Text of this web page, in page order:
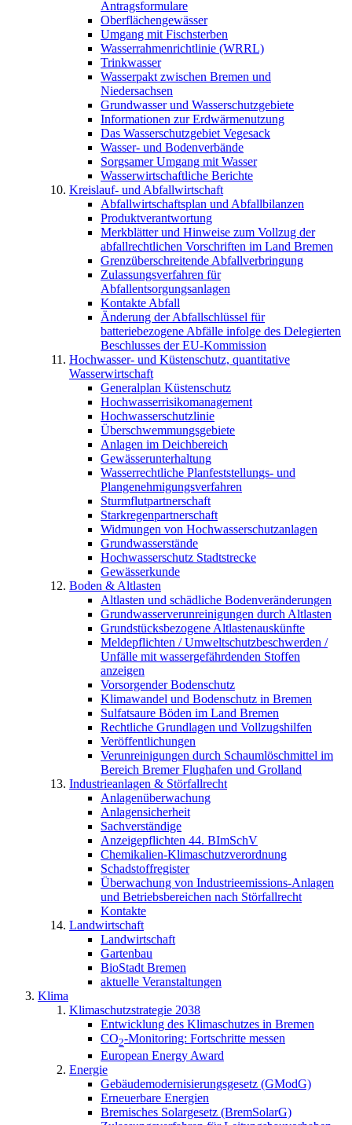
Antragsformulare
Oberflächengewässer
Umgang mit Fischsterben
Wasserrahmenrichtlinie (WRRL)
Trinkwasser
Wasserpakt zwischen Bremen und
Niedersachsen
Grundwasser und Wasserschutzgebiete
Informationen zur Erdwärmenutzung
Das Wasserschutzgebiet Vegesack
Wasser- und Bodenverbände
Sorgsamer Umgang mit Wasser
Wasserwirtschaftliche Berichte
Kreislauf- und Abfallwirtschaft
Abfallwirtschaftsplan und Abfallbilanzen
Produktverantwortung
Merkblätter und Hinweise zum Vollzug der
abfallrechtlichen Vorschriften im Land Bremen
Grenzüberschreitende Abfallverbringung
Zulassungsverfahren für
Abfallentsorgungsanlagen
Kontakte Abfall
Änderung der Abfallschlüssel für
batteriebezogene Abfälle infolge des Delegierten
Beschlusses der EU-Kommission
Hochwasser- und Küstenschutz, quantitative
Wasserwirtschaft
Generalplan Küstenschutz
Hochwasserrisikomanagement
Hochwasserschutzlinie
Überschwemmungsgebiete
Anlagen im Deichbereich
Gewässerunterhaltung
Wasserrechtliche Planfeststellungs- und
Plangenehmigungsverfahren
Sturmflutpartnerschaft
Starkregenpartnerschaft
Widmungen von Hochwasserschutzanlagen
Grundwasserstände
Hochwasserschutz Stadtstrecke
Gewässerkunde
Boden & Altlasten
Altlasten und schädliche Bodenveränderungen
Grundwasserverunreinigungen durch Altlasten
Grundstücksbezogene Altlastenauskünfte
Meldepflichten / Umweltschutzbeschwerden /
Unfälle mit wassergefährdenden Stoffen
anzeigen
Vorsorgender Bodenschutz
Klimawandel und Bodenschutz in Bremen
Sulfatsaure Böden im Land Bremen
Rechtliche Grundlagen und Vollzugshilfen
Veröffentlichungen
Verunreinigungen durch Schaumlöschmittel im
Bereich Bremer Flughafen und Grolland
Industrieanlagen & Störfallrecht
Anlagenüberwachung
Anlagensicherheit
Sachverständige
Anzeigepflichten 44. BImSchV
Chemikalien-Klimaschutzverordnung
Schadstoffregister
Überwachung von Industrieemissions-Anlagen
und Betriebsbereichen nach Störfallrecht
Kontakte
Landwirtschaft
Landwirtschaft
Gartenbau
BioStadt Bremen
aktuelle Veranstaltungen
Klima
Klimaschutzstrategie 2038
Entwicklung des Klimaschutzes in Bremen
CO2-Monitoring: Fortschritte messen
European Energy Award
Energie
Gebäudemodernisierungsgesetz (GModG)
Erneuerbare Energien
Bremisches Solargesetz (BremSolarG)